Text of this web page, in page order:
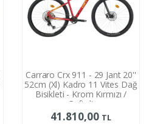
Carraro Crx 911 - 29 Jant 20''
52cm (Xl) Kadro 11 Vites Dağ
Bisikleti - Krom Kırmızı /
Şeftali
41.810,00 TL